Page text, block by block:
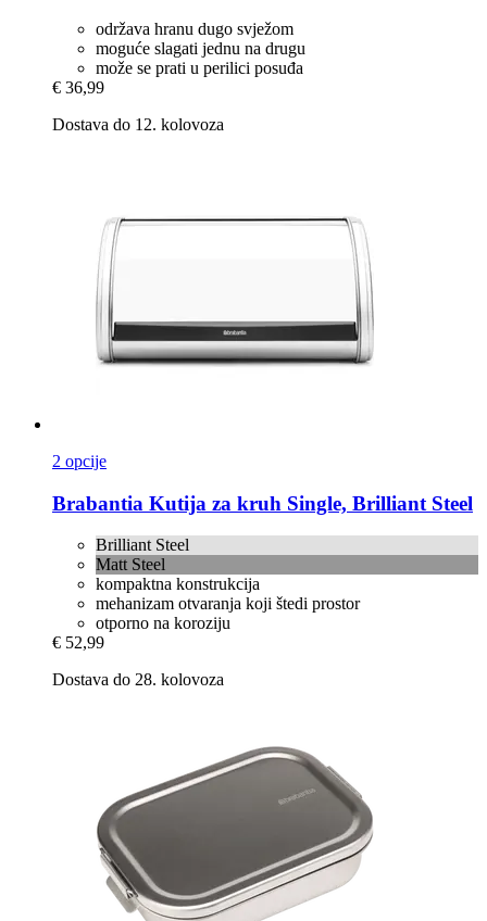
održava hranu dugo svježom
moguće slagati jednu na drugu
može se prati u perilici posuđa
€ 36,99
Dostava do 12. kolovoza
2 opcije
Brabantia Kutija za kruh Single, Brilliant Steel
Brilliant Steel
Matt Steel
kompaktna konstrukcija
mehanizam otvaranja koji štedi prostor
otporno na koroziju
€ 52,99
Dostava do 28. kolovoza